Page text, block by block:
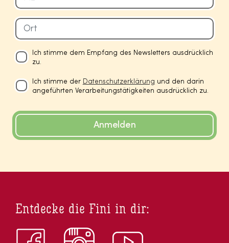
Ich stimme dem Empfang des Newsletters ausdrücklich
zu.
Ich stimme der Datenschutzerklärung und den darin
angeführten Verarbeitungstätigkeiten ausdrücklich zu.
Anmelden
Entdecke die Fini in dir: